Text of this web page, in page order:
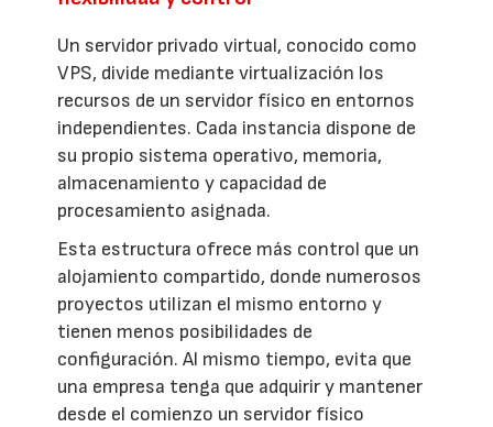
Un servidor privado virtual, conocido como
VPS, divide mediante virtualización los
recursos de un servidor físico en entornos
independientes. Cada instancia dispone de
su propio sistema operativo, memoria,
almacenamiento y capacidad de
procesamiento asignada.
Esta estructura ofrece más control que un
alojamiento compartido, donde numerosos
proyectos utilizan el mismo entorno y
tienen menos posibilidades de
configuración. Al mismo tiempo, evita que
una empresa tenga que adquirir y mantener
desde el comienzo un servidor físico